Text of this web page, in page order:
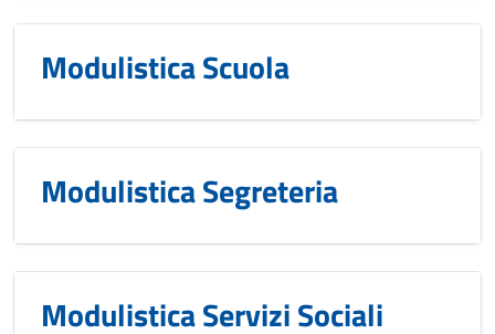
Modulistica Scuola
Modulistica Segreteria
Modulistica Servizi Sociali